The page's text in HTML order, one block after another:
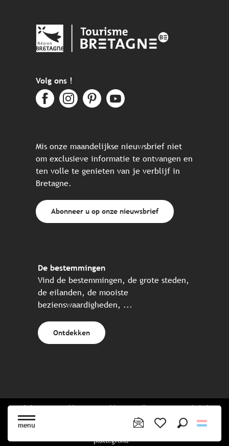
menu
Volg ons !
Mis onze maandelijkse nieuwsbrief niet
om exclusieve informatie te ontvangen en
ten volle te genieten van je verblijf in
Bretagne.
Abonneer u op onze nieuwsbrief
De bestemmingen
Vind de bestemmingen, de grote steden,
de eilanden, de mooiste
bezienswaardigheden, ...
Ontdekken
Website gecreëerd in samenwerking met alle Bretonse toeristische
plattegrond